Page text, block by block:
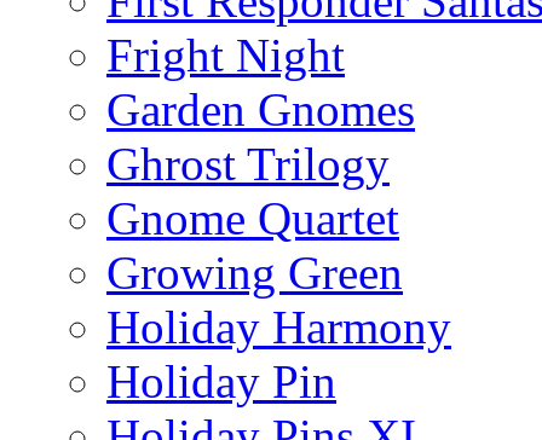
Fright Night
Garden Gnomes
Ghrost Trilogy
Gnome Quartet
Growing Green
Holiday Harmony
Holiday Pin